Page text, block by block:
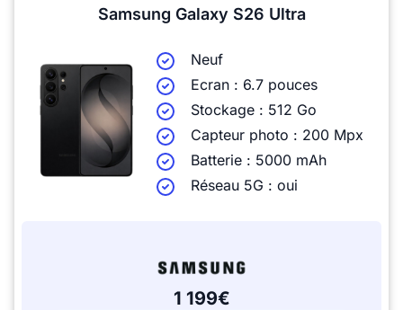
Samsung Galaxy S26 Ultra
Neuf
Ecran : 6.7 pouces
Stockage : 512 Go
Capteur photo : 200 Mpx
Batterie : 5000 mAh
Réseau 5G : oui
1 199€